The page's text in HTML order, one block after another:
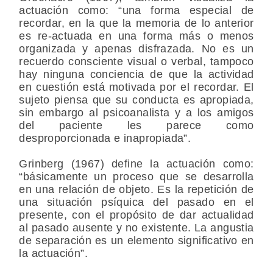
actuación como: “una forma especial de
recordar, en la que la memoria de lo anterior
es re-actuada en una forma más o menos
organizada y apenas disfrazada. No es un
recuerdo consciente visual o verbal, tampoco
hay ninguna conciencia de que la actividad
en cuestión está motivada por el recordar. El
sujeto piensa que su conducta es apropiada,
sin embargo al psicoanalista y a los amigos
del paciente les parece como
desproporcionada e inapropiada”.
Grinberg (1967) define la actuación como:
“básicamente un proceso que se desarrolla
en una relación de objeto. Es la repetición de
una situación psíquica del pasado en el
presente, con el propósito de dar actualidad
al pasado ausente y no existente. La angustia
de separación es un elemento significativo en
la actuación”.